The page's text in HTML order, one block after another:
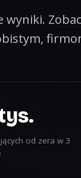
wyniki.
od zera w 3